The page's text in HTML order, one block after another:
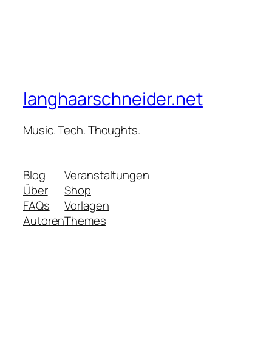
langhaarschneider.net
Music. Tech. Thoughts.
Blog
Über
FAQs
Autoren
Veranstaltungen
Shop
Vorlagen
Themes